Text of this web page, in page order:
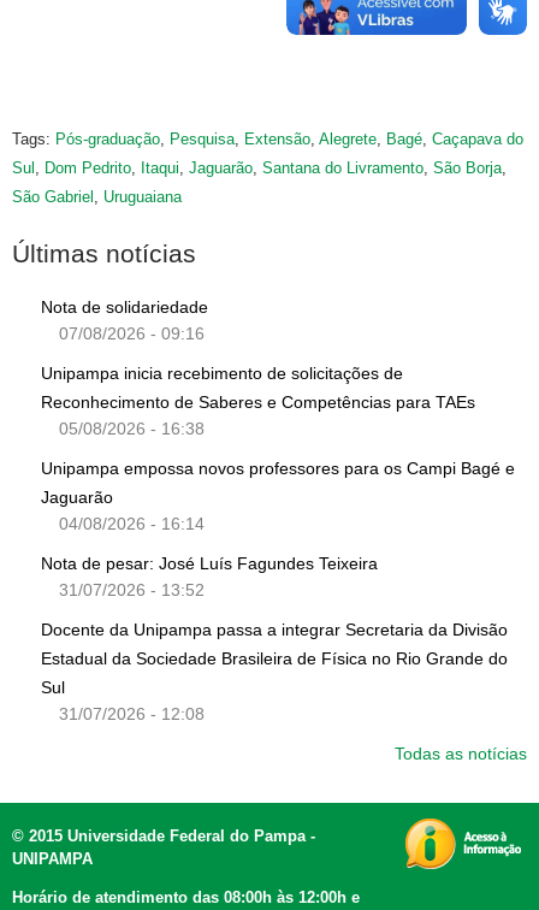
Tags: Pós-graduação, Pesquisa, Extensão, Alegrete, Bagé, Caçapava do
Sul , Dom Pedrito, Itaqui, Jaguarão, Santana do Livramento, São Borja,
São Gabriel , Uruguaiana
Últimas notícias
Nota de solidariedade
07/08/2026 - 09:16
Unipampa inicia recebimento de solicitações de
Reconhecimento de Saberes e Competências para TAEs
05/08/2026 - 16:38
Unipampa empossa novos professores para os Campi Bagé e
Jaguarão
04/08/2026 - 16:14
Nota de pesar: José Luís Fagundes Teixeira
31/07/2026 - 13:52
Docente da Unipampa passa a integrar Secretaria da Divisão
Estadual da Sociedade Brasileira de Física no Rio Grande do
Sul
31/07/2026 - 12:08
Todas as notícias
© 2015 Universidade Federal do Pampa -
UNIPAMPA
Horário de atendimento das 08:00h às 12:00h e